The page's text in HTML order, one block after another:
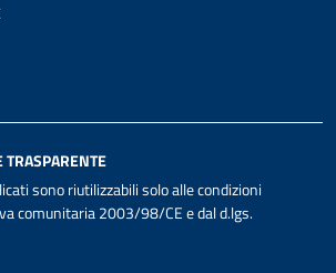
sono riutilizzabili solo alle condizioni
comunitaria 2003/98/CE e dal d.lgs.